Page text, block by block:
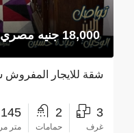
18,000 جنيه مصري
شقة للايجار
3
غرف
2
حمامات
145
متر